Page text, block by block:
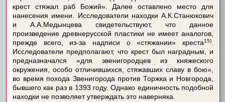
крест стяжал раб Божий». Далее оставлено место для
нанесения имени. Исследователи находки А.К.Станюкович
и А.А.Медынцева свидетельствуют, что данное
произведение древнерусской пластики не имеет аналогов,
прежде всего, из-за надписи о «стяжании» креста15)
Исследователи предполагают, что крест был наградным, и
предназначался «для звенигородцев из княжеского
окружения, особо отличившихся, стяжавших славу в бою»,
во время похода Звенигорода против Торжка и Новгорода,
бывшего как раз в 1393 году. Однако единичность подобной
находки не позволяет утверждать это наверняка.